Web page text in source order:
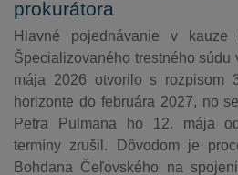
prokurátora
Hlavné pojednávanie v kauze
Špecializovaného trestného súdu
mája 2026 otvorilo s rozpisom
horizonte do februára 2027, no
Petra Pulmana ho 12. mája
termíny zrušil. Dôvodom je
Bohdana Čeľovského na